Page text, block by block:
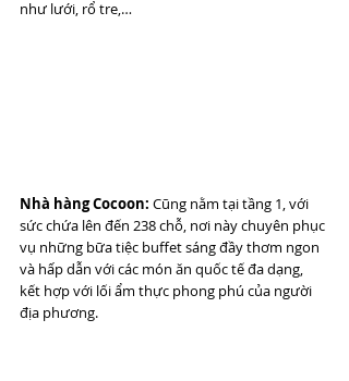
như lưới, rổ tre,…
Nhà hàng Cocoon: Cũng nằm tại tầng 1, với
sức chứa lên đến 238 chỗ, nơi này chuyên phục
vụ những bữa tiệc buffet sáng đầy thơm ngon
và hấp dẫn với các món ăn quốc tế đa dạng,
kết hợp với lối ẩm thực phong phú của người
địa phương.